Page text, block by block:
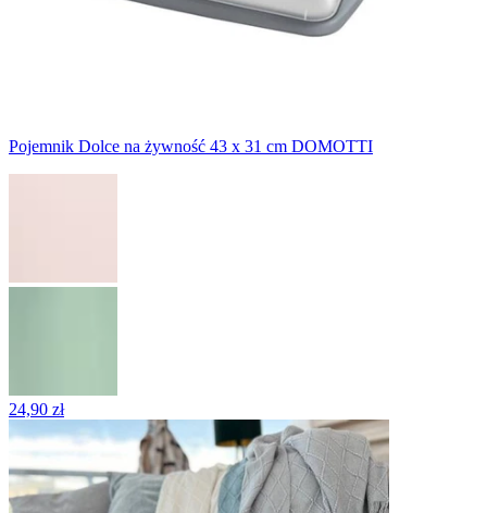
Pojemnik Dolce na żywność 43 x 31 cm DOMOTTI
24,90 zł